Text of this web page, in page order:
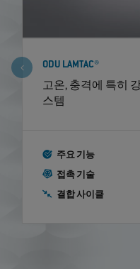
ODU LAMTAC®
고온, 충격에 특히
스템
주요 기능
접촉 기술
결합 사이클